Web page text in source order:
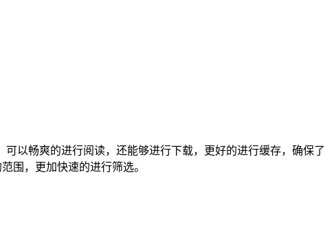
以畅爽的进行阅读，还能够进行下载，更好的进行缓存，确保了
围，更加快速的进行筛选。